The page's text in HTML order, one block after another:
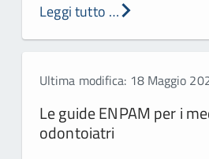
Leggi tutto …
Ultima modifica: 18 Maggio
Le guide ENPAM per i
odontoiatri